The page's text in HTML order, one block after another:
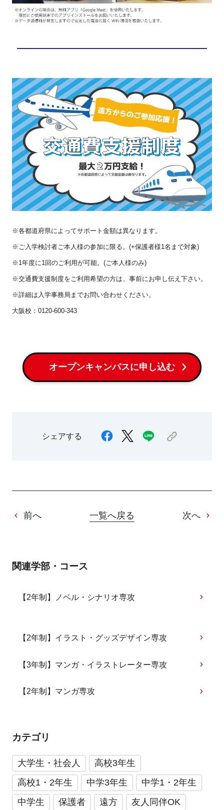
※各都道府県によってサポート金額は異なります。
※ご入学検討者ご本人様の参加に限る。(+保護者様1名まで対象)
※1年度に1回のご利用が可能。(ご本人様のみ)
※交通費支援制度をご利用希望の方は、事前にお申し伝え下さい。
※詳細は入学事務局までお問い合わせください。
大阪校：0120-600-343
オープンキャンパスに申し込む
シェアする
前へ 一覧へ戻る 次へ
関連学部・コース
【2年制】ノベル・シナリオ専攻
【2年制】イラスト・グッズデザイン専攻
【3年制】マンガ・イラストレーター専攻
【2年制】マンガ専攻
カテゴリ
大学生・社会人
高校3年生
高校1・2年生
中学3年生
中学1・2年生
中学生
保護者 遠方 友人同伴OK